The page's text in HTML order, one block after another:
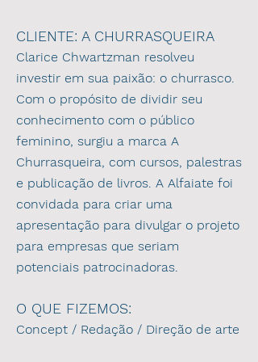
CLIENTE: A CHURRASQUEIRA
Clarice Chwartzman resolveu
investir em sua paixão: o churrasco.
Com o propósito de dividir seu
conhecimento com o público
feminino, surgiu a marca A
Churrasqueira, com cursos, palestras
e publicação de livros. A Alfaiate foi
convidada para criar uma
apresentação para divulgar o projeto
para empresas que seriam
potenciais patrocinadoras.
O QUE FIZEMOS:
Concept / Redação / Direção de arte